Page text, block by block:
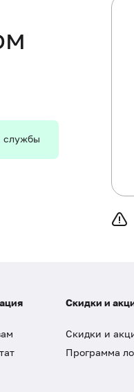
службы
Скидки и
Скидки и
Программа